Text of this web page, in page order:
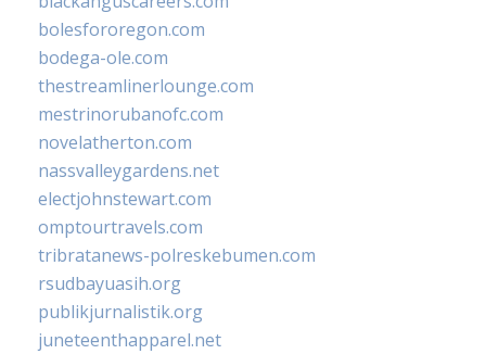
bolesfororegon.com
bodega-ole.com
thestreamlinerlounge.com
mestrinorubanofc.com
novelatherton.com
nassvalleygardens.net
electjohnstewart.com
omptourtravels.com
tribratanews-polreskebumen.com
rsudbayuasih.org
publikjurnalistik.org
juneteenthapparel.net